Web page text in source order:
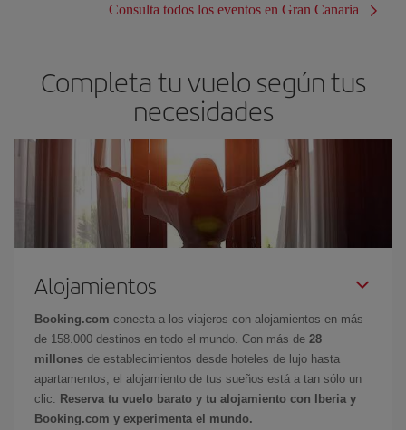
Consulta todos los eventos en Gran Canaria
Completa tu vuelo según tus
necesidades
Alojamientos
Booking.com conecta a los viajeros con alojamientos en más
de 158.000 destinos en todo el mundo. Con más de 28
millones de establecimientos desde hoteles de lujo hasta
apartamentos, el alojamiento de tus sueños está a tan sólo un
clic.
Reserva tu vuelo barato y tu alojamiento con Iberia y
Booking.com y experimenta el mundo.